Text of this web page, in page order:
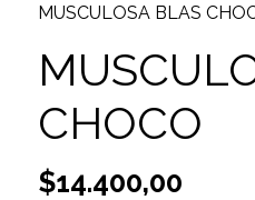
MUSCULOSA BLAS
CHOCO
$14.400,00